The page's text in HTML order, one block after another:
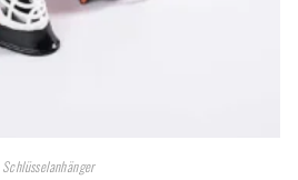
Schlüsselanhänger